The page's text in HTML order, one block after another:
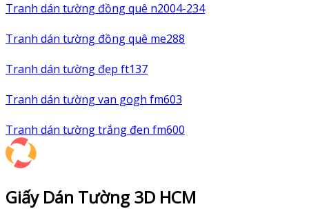
Tranh dán tường đồng quê n2004-234
Tranh dán tường đồng quê me288
Tranh dán tường đẹp ft137
Tranh dán tường van gogh fm603
Tranh dán tường trắng đen fm600
Giấy Dán Tường 3D HCM